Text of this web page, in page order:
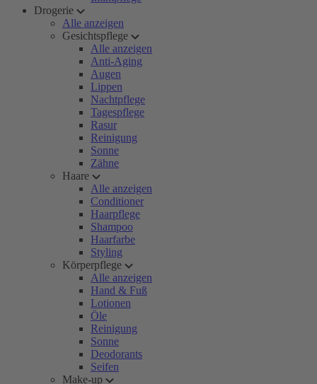
Drogerie
Alle anzeigen
Gesichtspflege
Alle anzeigen
Anti-Aging
Augen
Lippen
Nachtpflege
Tagespflege
Rasur
Reinigung
Sonne
Zähne
Haare
Alle anzeigen
Conditioner
Haarpflege
Shampoo
Haarfarbe
Styling
Körperpflege
Alle anzeigen
Hand & Fuß
Lotionen
Öle
Reinigung
Sonne
Deodorants
Seifen
Make-up